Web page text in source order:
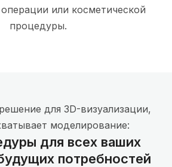
или косметической
процедуры.
для 3D-визуализации,
моделирование:
для всех ваших
потребностей